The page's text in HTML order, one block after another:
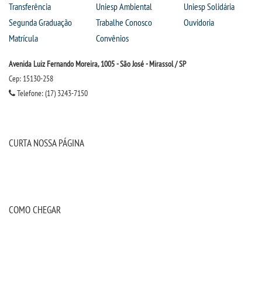
Transferência
Segunda Graduação
Matrícula
Uniesp Ambiental
Trabalhe Conosco
Convênios
Uniesp Solidária
Ouvidoria
Avenida Luiz Fernando Moreira, 1005 - São José - Mirassol / SP
Cep: 15130-258
Telefone: (17) 3243-7150
CURTA NOSSA PÁGINA
COMO CHEGAR